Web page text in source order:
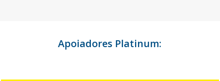
Apoiadores Platinum: